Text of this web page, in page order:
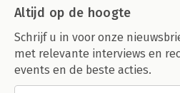
Altijd op de hoogte
Schrijf u in voor onze
met relevante interviews en
events en de beste acties.